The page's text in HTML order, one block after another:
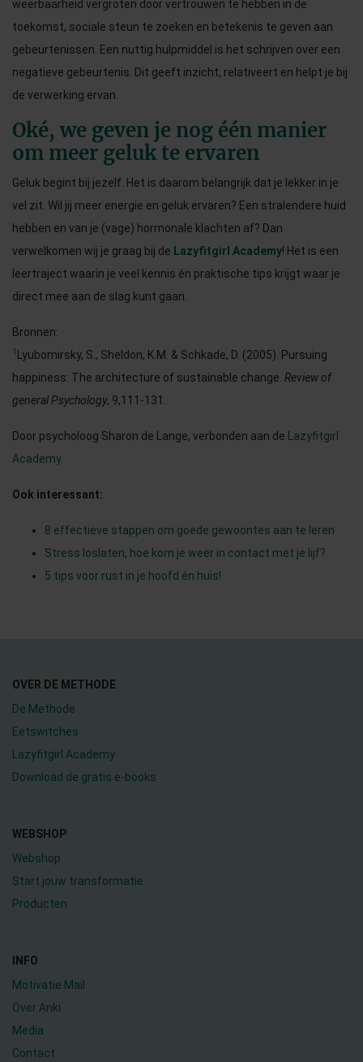
weerbaarheid vergroten door vertrouwen te hebben in de
toekomst, sociale steun te zoeken en betekenis te geven aan
gebeurtenissen. Een nuttig hulpmiddel is het schrijven over een
negatieve gebeurtenis. Dit geeft inzicht, relativeert en helpt je bij
de verwerking ervan.
Oké, we geven je nog één manier
om meer geluk te ervaren
Geluk begint bij jezelf. Het is daarom belangrijk dat je lekker in je
vel zit. Wil jij meer energie en geluk ervaren? Een stralendere huid
hebben en van je (vage) hormonale klachten af? Dan
verwelkomen wij je graag bij de Lazyfitgirl Academy! Het is een
leertraject waarin je veel kennis én praktische tips krijgt waar je
direct mee aan de slag kunt gaan.
Bronnen:
1 Lyubomirsky, S., Sheldon, K.M. & Schkade, D. (2005). Pursuing
happiness: The architecture of sustainable change. Review of
general Psychology, 9,111-131.
Door psycholoog Sharon de Lange, verbonden aan de Lazyfitgirl
Academy.
Ook interessant:
8 effectieve stappen om goede gewoontes aan te leren
Stress loslaten, hoe kom je weer in contact met je lijf?
5 tips voor rust in je hoofd én huis!
OVER DE METHODE
De Methode
Eetswitches
Lazyfitgirl Academy
Download de gratis e-books
WEBSHOP
Webshop
Start jouw transformatie
Producten
INFO
Motivatie Mail
Over Anki
Media
Contact